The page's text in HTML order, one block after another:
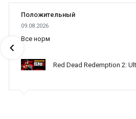
Положительный
09.08.2026
Все норм
Red Dead Redemption 2: